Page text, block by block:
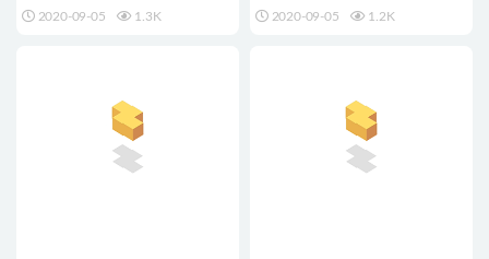
2020-09-05 1.3K 2020-09-05 1.2K